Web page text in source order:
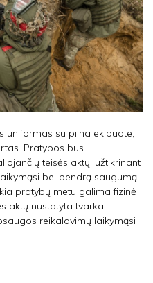
uniformas su pilna ekipuote,
Pratybos bus
teisės aktų, užtikrinant
bei bendrą saugumą.
pratybų metu galima fizinė
aktų nustatyta tvarka.
reikalavimų laikymąsi